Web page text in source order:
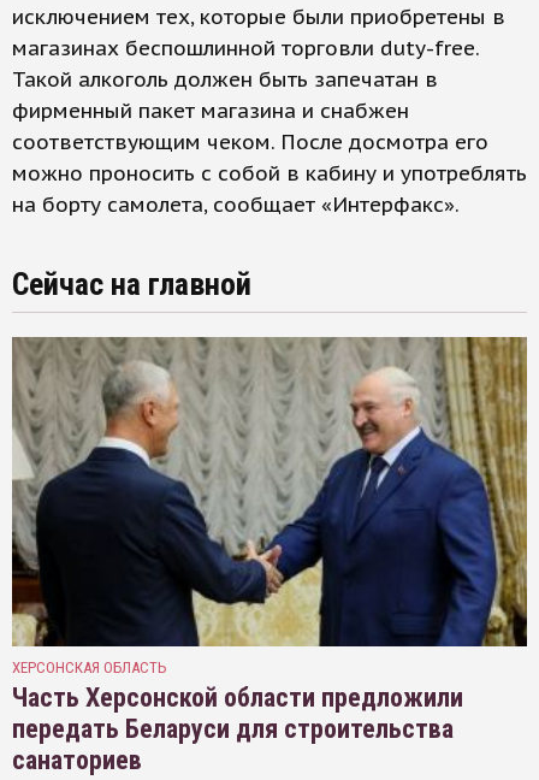
исключением тех, которые были приобретены в
магазинах беспошлинной торговли duty-free.
Такой алкоголь должен быть запечатан в
фирменный пакет магазина и снабжен
соответствующим чеком. После досмотра его
можно проносить с собой в кабину и употреблять
на борту самолета, сообщает «Интерфакс».
Сейчас на главной
ХЕРСОНСКАЯ ОБЛАСТЬ
Часть Херсонской области предложили
передать Беларуси для строительства
санаториев